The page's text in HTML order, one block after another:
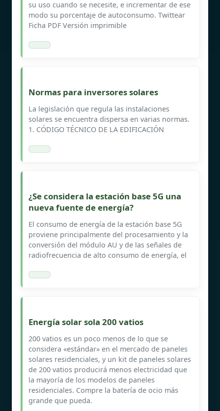
su uso cuando se necesite, e incrementar de ese
modo su porcentaje de autoconsumo. Twittear
Ficha PDF Versión imprimible
Normas para inversores solares
La legislación que regula las instalaciones
solares se encuentra dispersa en varias normas.
1. CÓDIGO TÉCNICO DE LA EDIFICACIÓN
¿Se considera la estación base 5G una
nueva fuente de energía?
El consumo de energía de la estación base 5G
proviene principalmente del procesamiento y la
conversión del módulo AU y de las señales de
radiofrecuencia de alto consumo de energía, el
Energía solar sola 200 vatios
200 vatios es un poco menos de lo que se
considera «estándar» en el mercado de paneles
solares residenciales, y un kit de paneles solares
de 200 vatios producirá menos electricidad que
la mayoría de los modelos de paneles
residenciales. Compre la batería de ocio más
grande que pueda.